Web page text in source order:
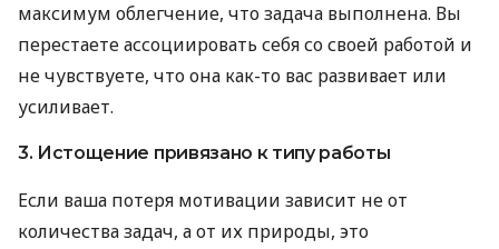
максимум облегчение, что задача выполнена. Вы
перестаете ассоциировать себя со своей работой и
не чувствуете, что она как-то вас развивает или
усиливает.
3. Истощение привязано к типу работы
Если ваша потеря мотивации зависит не от
количества задач, а от их природы, это